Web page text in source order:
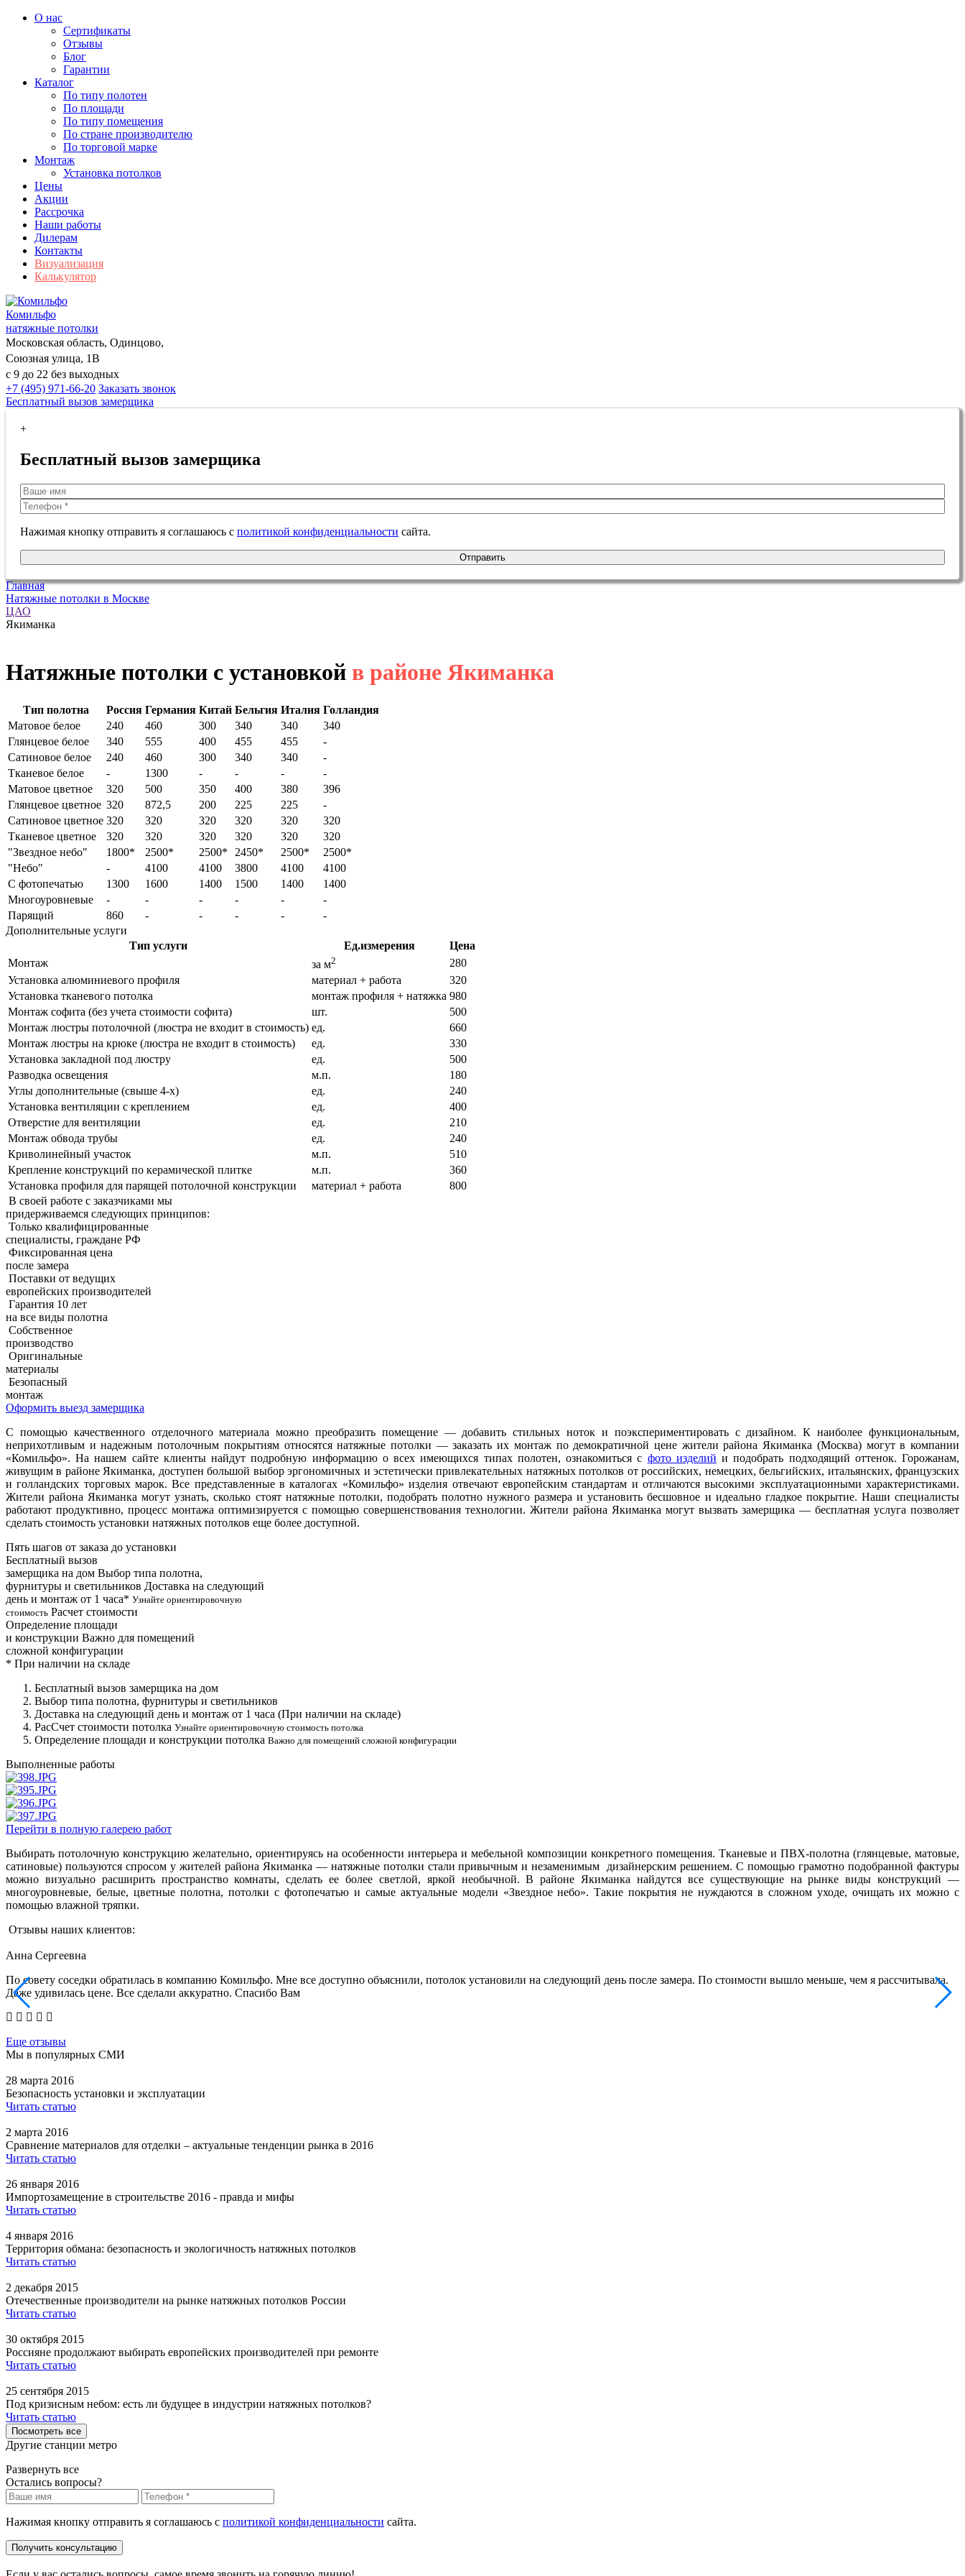
О нас
Сертификаты
Отзывы
Блог
Гарантии
Каталог
По типу полотен
По площади
По типу помещения
По стране производителю
По торговой марке
Монтаж
Установка потолков
Цены
Акции
Рассрочка
Наши работы
Дилерам
Контакты
Визуализация
Калькулятор
Комильфо
натяжные потолки
Московская область, Одинцово,
Союзная улица, 1В
с 9 до 22 без выходных
+7 (495) 971-66-20 Заказать звонок
Бесплатный вызов замерщика
+
Бесплатный вызов замерщика
Нажимая кнопку отправить я соглашаюсь с политикой конфиденциальности сайта.
Отправить
Главная
Натяжные потолки в Москве
ЦАО
Якиманка
Натяжные потолки с установкой в районе Якиманка
Тип полотна Россия Германия Китай Бельгия Италия Голландия
Матовое белое
240 460 300 340 340
340
Глянцевое белое
340 555 400 455 455
-
Сатиновое белое
240 460 300 340 340
-
Тканевое белое
- 1300 - - -
-
Матовое цветное
320 500 350 400 380
396
Глянцевое цветное 320 872,5 200 225 225
-
Сатиновое цветное 320 320 320 320 320
320
Тканевое цветное
320 320 320 320 320
320
"Звездное небо"
1800* 2500* 2500* 2450* 2500*
2500*
"Небо"
- 4100 4100 3800 4100
4100
С фотопечатью
1300 1600 1400 1500 1400
1400
Многоуровневые
- - - - -
-
Парящий
860 - - - -
-
Дополнительные услуги
Тип услуги
Ед.измерения
Цена
Монтаж
за м2
280
Установка алюминиевого профиля
материал + работа
320
Установка тканевого потолка
монтаж профиля + натяжка 980
Монтаж софита (без учета стоимости софита)
шт.
500
Монтаж люстры потолочной (люстра не входит в стоимость) ед.
660
Монтаж люстры на крюке (люстра не входит в стоимость)
ед.
330
Установка закладной под люстру
ед.
500
Разводка освещения
м.п.
180
Углы дополнительные (свыше 4-х)
ед.
240
Установка вентиляции с креплением
ед.
400
Отверстие для вентиляции
ед.
210
Монтаж обвода трубы
ед.
240
Криволинейный участок
м.п.
510
Крепление конструкций по керамической плитке
м.п.
360
Установка профиля для парящей потолочной конструкции
материал + работа
800
В своей работе с заказчиками мы
придерживаемcя следующих принципов:
Только квалифицированные
специалисты, граждане РФ
Фиксированная цена
после замера
Поставки от ведущих
европейских производителей
Гарантия 10 лет
на все виды полотна
Собственное
производство
Оригинальные
материалы
Безопасный
монтаж
Оформить выезд замерщика
С помощью качественного отделочного материала можно преобразить помещение — добавить стильных ноток и поэкспериментировать с дизайном. К наиболее функциональным,
неприхотливым и надежным потолочным покрытиям относятся натяжные потолки — заказать их монтаж по демократичной цене жители района Якиманка (Москва) могут в компании
«Комильфо». На нашем сайте клиенты найдут подробную информацию о всех имеющихся типах полотен, ознакомиться с фото изделий и подобрать подходящий оттенок. Горожанам,
живущим в районе Якиманка, доступен большой выбор эргономичных и эстетически привлекательных натяжных потолков от российских, немецких, бельгийских, итальянских, французских
и голландских торговых марок. Все представленные в каталогах «Комильфо» изделия отвечают европейским стандартам и отличаются высокими эксплуатационными характеристиками.
Жители района Якиманка могут узнать, сколько стоят натяжные потолки, подобрать полотно нужного размера и установить бесшовное и идеально гладкое покрытие. Наши специалисты
работают продуктивно, процесс монтажа оптимизируется с помощью совершенствования технологии. Жители района Якиманка могут вызвать замерщика — бесплатная услуга позволяет
сделать стоимость установки натяжных потолков еще более доступной.
Пять шагов от заказа до установки
Бесплатный вызов
замерщика на дом Выбор типа полотна,
фурнитуры и светильников Доставка на следующий
день и монтаж от 1 часа* Узнайте ориентировочную
стоимость Расчет стоимости
Определение площади
и конструкции Важно для помещений
сложной конфигурации
* При наличии на складе
Бесплатный вызов замерщика на дом
Выбор типа полотна, фурнитуры и светильников
Доставка на следующий день и монтаж от 1 часа (При наличии на складе)
РасСчет стоимости потолка Узнайте ориентировочную стоимость потолка
Определение площади и конструкции потолка Важно для помещений сложной конфигурации
Выполненные работы
Перейти в полную галерею работ
Выбирать потолочную конструкцию желательно, ориентируясь на особенности интерьера и мебельной композиции конкретного помещения. Тканевые и ПВХ-полотна (глянцевые, матовые,
сатиновые) пользуются спросом у жителей района Якиманка — натяжные потолки стали привычным и незаменимым дизайнерским решением. С помощью грамотно подобранной фактуры
можно визуально расширить пространство комнаты, сделать ее более светлой, яркой необычной. В районе Якиманка найдутся все существующие на рынке виды конструкций —
многоуровневые, белые, цветные полотна, потолки с фотопечатью и самые актуальные модели «Звездное небо». Такие покрытия не нуждаются в сложном уходе, очищать их можно с
помощью влажной тряпки.
Отзывы наших клиентов:
Анна Сергеевна
По совету соседки обратилась в компанию Комильфо. Мне все доступно объяснили, потолок установили на следующий день после замера. По стоимости вышло меньше, чем я рассчитывала.
Даже удивилась цене. Все сделали аккуратно. Спасибо Вам
Еще отзывы
Мы в популярных СМИ
28 марта 2016
Безопасность установки и эксплуатации
Читать статью
2 марта 2016
Сравнение материалов для отделки – актуальные тенденции рынка в 2016
Читать статью
26 января 2016
Импортозамещение в строительстве 2016 - правда и мифы
Читать статью
4 января 2016
Территория обмана: безопасность и экологичность натяжных потолков
Читать статью
2 декабря 2015
Отечественные производители на рынке натяжных потолков России
Читать статью
30 октября 2015
Россияне продолжают выбирать европейских производителей при ремонте
Читать статью
25 сентября 2015
Под кризисным небом: есть ли будущее в индустрии натяжных потолков?
Читать статью
Посмотреть все
Другие станции метро
Развернуть все
Остались вопросы?
Нажимая кнопку отправить я соглашаюсь с политикой конфиденциальности сайта.
Получить консультацию